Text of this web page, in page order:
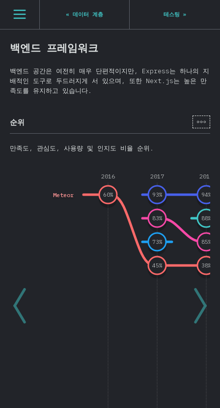
[ko-KR] general.open_nav
« 데이터 계층 테스팅 »
백엔드 프레임워크
백엔드 공간은 여전히 매우 단편적이지만, Express는 하나의 지
배적인 도구로 두드러지게 서 있으며, 또한 Next.js는 높은 만
족도를 유지하고 있습니다.
순위 [ko-
만족도, 관심도, 사용량 및 인지도 비율 순위.
2016 2017 2018
Meteor 93% 94%
88%
83%
85%
60%
45% 38%
73%